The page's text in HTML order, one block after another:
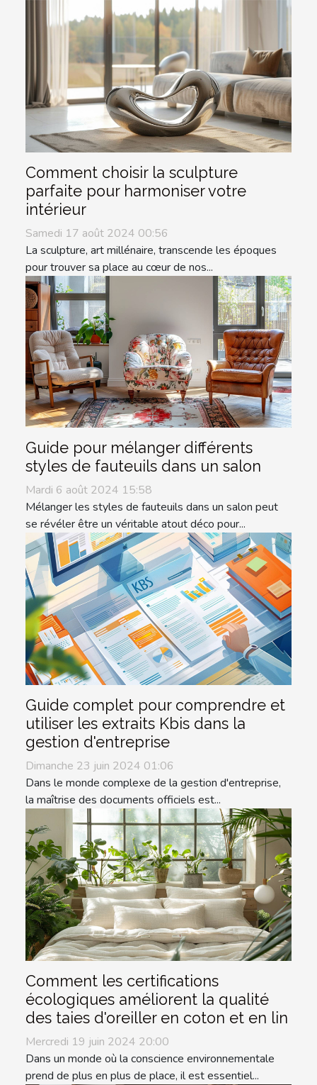
Comment choisir la sculpture
parfaite pour harmoniser votre
intérieur
Samedi 17 août 2024 00:56
La sculpture, art millénaire, transcende les époques
pour trouver sa place au cœur de nos...
Guide pour mélanger différents
styles de fauteuils dans un salon
Mardi 6 août 2024 15:58
Mélanger les styles de fauteuils dans un salon peut
se révéler être un véritable atout déco pour...
Guide complet pour comprendre et
utiliser les extraits Kbis dans la
gestion d'entreprise
Dimanche 23 juin 2024 01:06
Dans le monde complexe de la gestion d'entreprise,
la maîtrise des documents officiels est...
Comment les certifications
écologiques améliorent la qualité
des taies d'oreiller en coton et en lin
Mercredi 19 juin 2024 20:00
Dans un monde où la conscience environnementale
prend de plus en plus de place, il est essentiel...